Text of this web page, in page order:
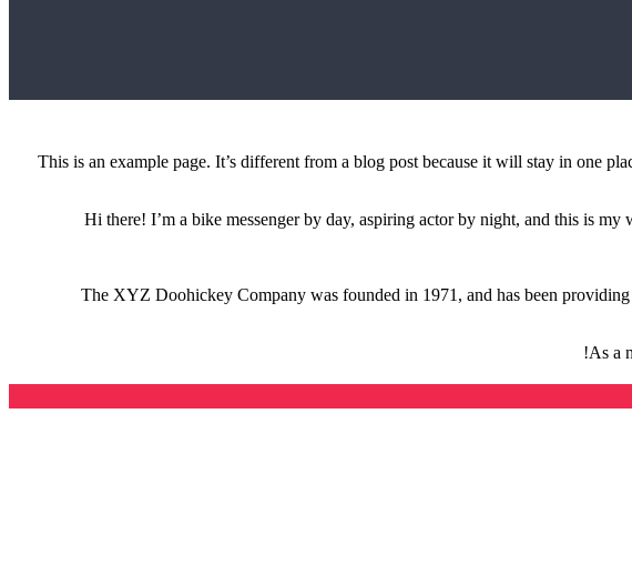
This is an example page. It’s different from a blog post because it will stay in one
Hi there! I’m a bike messenger by day, aspiring actor by night, and this is
The XYZ Doohickey Company was founded in 1971, and has been
As a